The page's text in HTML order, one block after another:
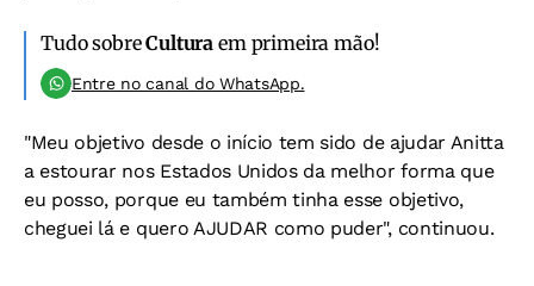
Tudo sobreCultura em primeira mão!
Entre no canal do WhatsApp.
"Meu objetivo desde o início tem sido de ajudar Anitta
a estourar nos Estados Unidos da melhor forma que
eu posso, porque eu também tinha esse objetivo,
cheguei lá e quero AJUDAR como puder", continuou.